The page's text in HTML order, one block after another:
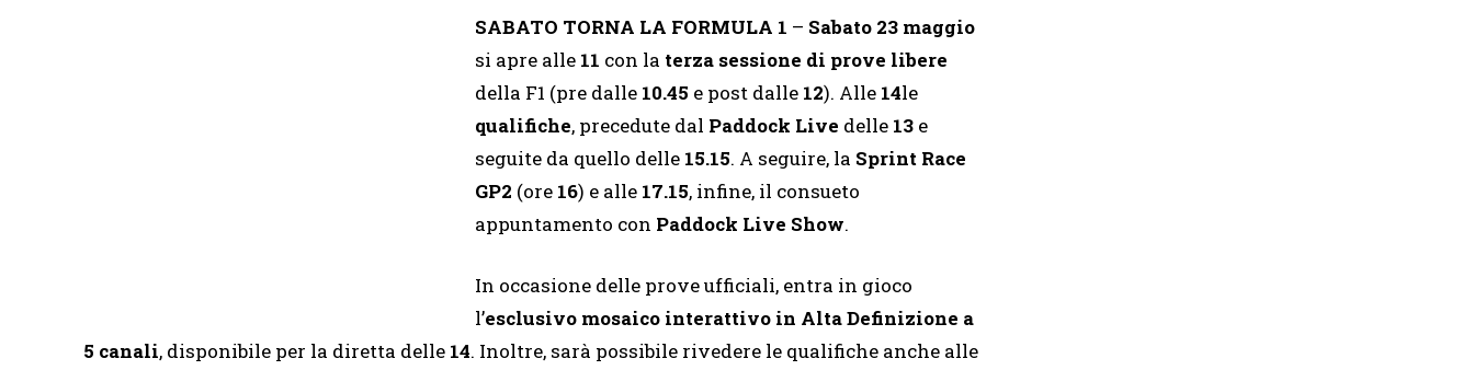
SABATO TORNA LA FORMULA 1 – Sabato 23 maggio
si apre alle 11 con la terza sessione di prove libere
della F1 (pre dalle 10.45 e post dalle 12). Alle 14le
qualifiche, precedute dal Paddock Live delle 13 e
seguite da quello delle 15.15. A seguire, la Sprint Race
GP2 (ore 16) e alle 17.15, infine, il consueto
appuntamento con Paddock Live Show.
In occasione delle prove ufficiali, entra in gioco
l’esclusivo mosaico interattivo in Alta Definizione a
5 canali, disponibile per la diretta delle 14. Inoltre, sarà possibile rivedere le qualifiche anche alle